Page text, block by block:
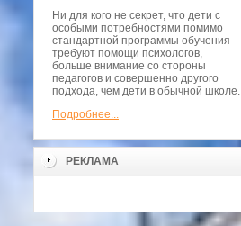
Ни для кого не секрет, что дети с
особыми потребностями помимо
стандартной программы обучения
требуют помощи психологов,
больше внимание со стороны
педагогов и совершенно другого
подхода, чем дети в обычной школе.
Подробнее...
РЕКЛАМА